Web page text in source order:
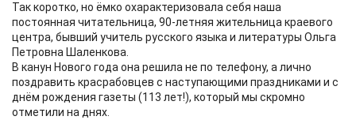
Так коротко, но ёмко охарактеризовала себя наша
постоянная читательница, 90-летняя жительница краевого
центра, бывший учитель русского языка и литературы Ольга
Петровна Шаленкова.
В канун Нового года она решила не по телефону, а лично
поздравить красрабовцев с наступающими праздниками и с
днём рождения газеты (113 лет!), который мы скромно
отметили на днях.